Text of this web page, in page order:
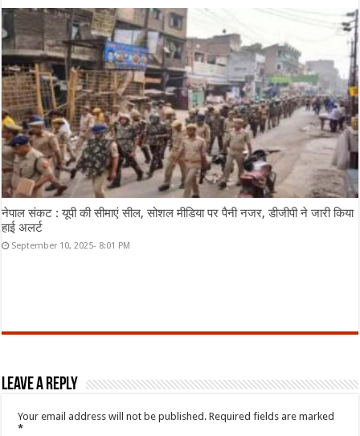
नेपाल संकट : यूपी की सीमाएं सील, सोशल मीडिया पर पैनी नजर, डीजीपी ने जारी किया
हाई अलर्ट
September 10, 2025- 8:01 PM
Leave a Reply
Your email address will not be published. Required fields are marked
*